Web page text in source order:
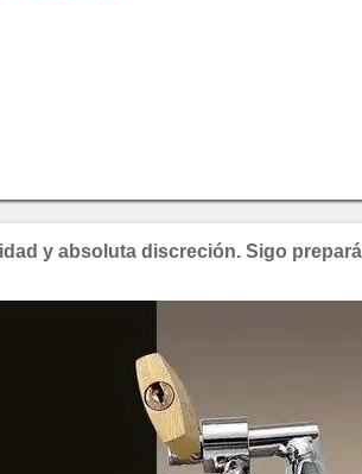
y absoluta discreción. Sigo